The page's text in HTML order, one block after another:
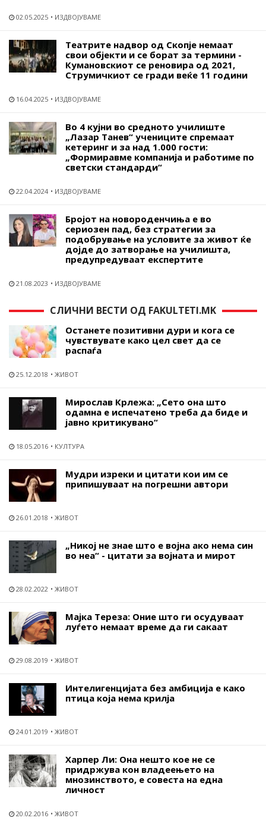
02.05.2025 ИЗДВОЈУВАМЕ
Театрите надвор од Скопје немаат
свои објекти и се борат за термини -
Кумановскиот се реновира од 2021,
Струмичкиот се гради веќе 11 години
16.04.2025 ИЗДВОЈУВАМЕ
Во 4 кујни во средното училиште
„Лазар Танев“ учениците спремаат
кетеринг и за над 1.000 гости:
„Формиравме компанија и работиме по
светски стандарди“
22.04.2024 ИЗДВОЈУВАМЕ
Бројот на новороденчиња е во
сериозен пад, без стратегии за
подобрување на условите за живот ќе
дојде до затворање на училишта,
предупредуваат експертите
21.08.2023 ИЗДВОЈУВАМЕ
СЛИЧНИ ВЕСТИ ОД FAKULTETI.MK
Останете позитивни дури и кога се
чувствувате како цел свет да се
распаѓа
25.12.2018 ЖИВОТ
Мирослав Крлежа: „Сето она што
одамна е испечатено треба да биде и
јавно критикувано“
18.05.2016 КУЛТУРА
Mудри изреки и цитати кои им се
припишуваат на погрешни автори
26.01.2018 ЖИВОТ
„Никој не знае што е војна ако нема син
во неа“ - цитати за војната и мирот
28.02.2022 ЖИВОТ
Мајка Тереза: Оние што ги осудуваат
луѓето немаат време да ги сакаат
29.08.2019 ЖИВОТ
Интелигенцијата без амбиција е како
птица која нема крилја
24.01.2019 ЖИВОТ
Харпер Ли: Она нешто кое не се
придржува кон владеењето на
мнозинството, е совеста на една
личност
20.02.2016 ЖИВОТ